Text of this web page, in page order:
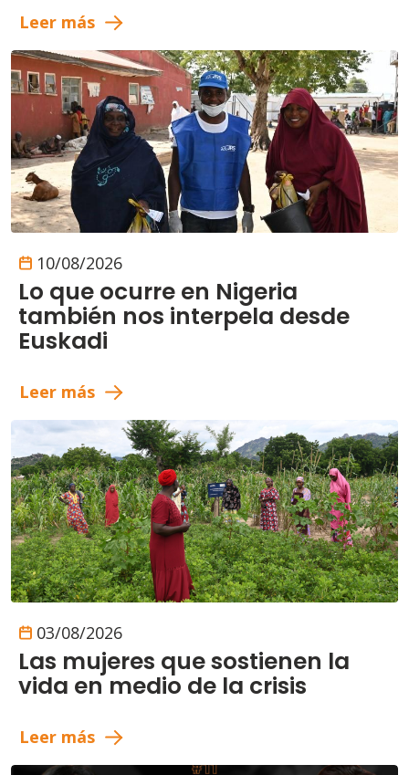
Leer más
10/08/2026
Lo que ocurre en Nigeria
también nos interpela desde
Euskadi
Leer más
03/08/2026
Las mujeres que sostienen la
vida en medio de la crisis
Leer más